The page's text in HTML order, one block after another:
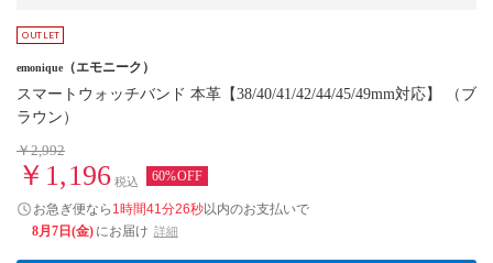
emonique （エモニーク）
スマートウォッチバンド 本革【38/40/41/42/44/45/49mm対応】 （ブ
ラウン）
￥2,992
￥1,196 税込 60%OFF
お急ぎ便なら 1時間41分26秒以内のお支払いで
8月7日(金) にお届け 詳細